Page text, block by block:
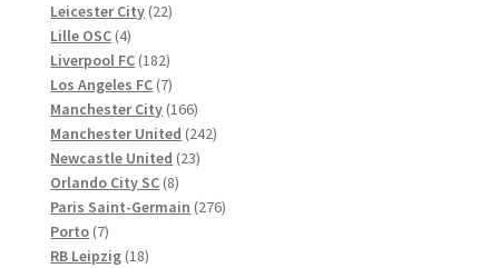
Produkte
Leicester City 2222
Lille OSC 44
Produkte
Liverpool FC 182182
Produkte
Los Angeles FC 77
Produkte
Manchester City 166166
Produkte
Manchester United 242242
Newcastle United 2323
Orlando City SC 88
Produkte
Paris Saint-Germain 276276
Porto 77
Produkte
RB Leipzig 1818